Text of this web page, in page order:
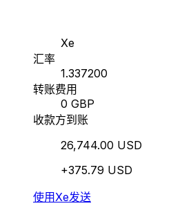
Xe
汇率
1.337200
转账费用
0 GBP
收款方到账
26,744.00 USD
+375.79 USD
使用Xe发送